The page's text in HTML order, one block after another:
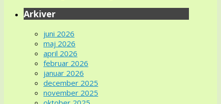
Arkiver
juni 2026
maj 2026
april 2026
februar 2026
januar 2026
december 2025
november 2025